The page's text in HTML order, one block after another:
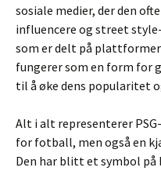
sosiale medier, der den
influencere og street
som er delt på
fungerer som en form for
til å øke dens popularitet
Alt i alt representerer
for fotball, men også en
Den har blitt et symbol på